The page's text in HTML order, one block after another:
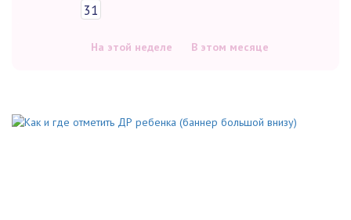
31
На этой неделе В этом месяце